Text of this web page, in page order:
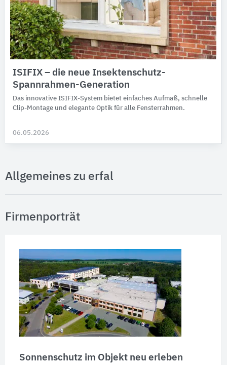
ISIFIX – die neue Insektenschutz-
Spannrahmen-Generation
Das innovative ISIFIX-Sys­tem bietet ein­faches Auf­maß, schnelle
Clip-Mon­tage und ele­gante Optik für alle Fenster­rahmen.
06.05.2026
Allgemeines zu erfal
Firmenporträt
Sonnenschutz im Objekt neu erleben